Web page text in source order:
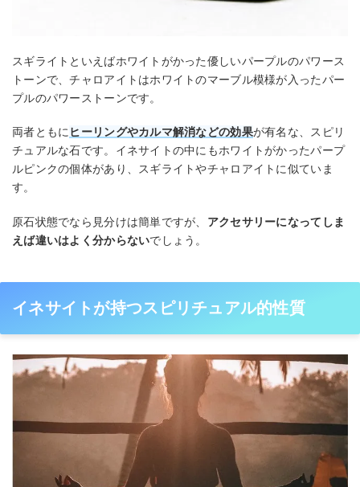
スギライトといえばホワイトがかった優しいパープルのパワース
トーンで、チャロアイトはホワイトのマーブル模様が入ったパー
プルのパワーストーンです。
両者ともに ヒーリングやカルマ解消などの効果が有名な、スピリ
チュアルな石です。イネサイトの中にもホワイトがかったパープ
ルピンクの個体があり、スギライトやチャロアイトに似ていま
す。
原石状態でなら見分けは簡単ですが、 アクセサリーになってしま
えば違いはよく分からないでしょう。
イネサイトが持つスピリチュアル的性質